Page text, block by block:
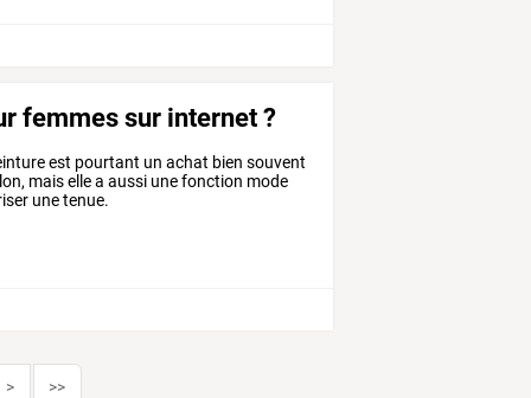
femmes sur internet ?
est pourtant un achat bien souvent
mais elle a aussi une fonction mode
une tenue.
> >>